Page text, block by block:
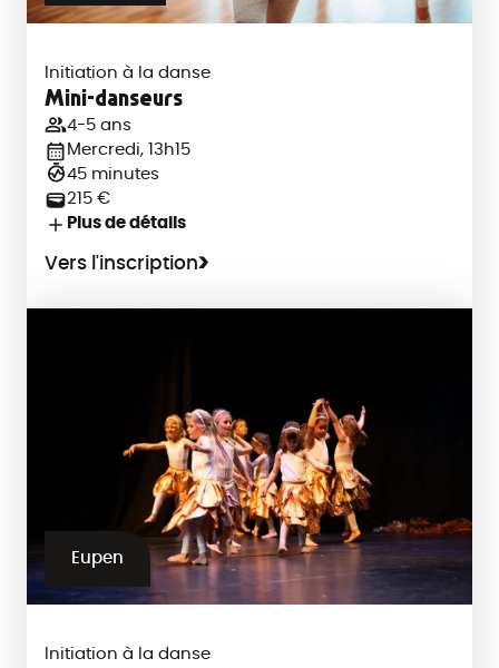
Initiation à la danse
Mini-danseurs
4-5 ans
Mercredi, 13h15
45 minutes
215 €
Plus de détails
Vers l'inscription
Eupen
Initiation à la danse